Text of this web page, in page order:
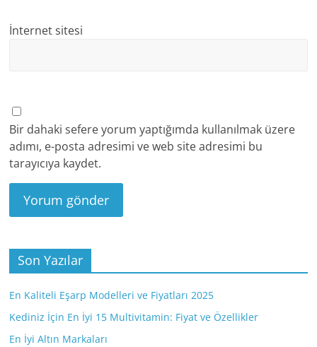
İnternet sitesi
Bir dahaki sefere yorum yaptığımda kullanılmak üzere
adımı, e-posta adresimi ve web site adresimi bu
tarayıcıya kaydet.
Son Yazılar
En Kaliteli Eşarp Modelleri ve Fiyatları 2025
Kediniz İçin En İyi 15 Multivitamin: Fiyat ve Özellikler
En İyi Altın Markaları